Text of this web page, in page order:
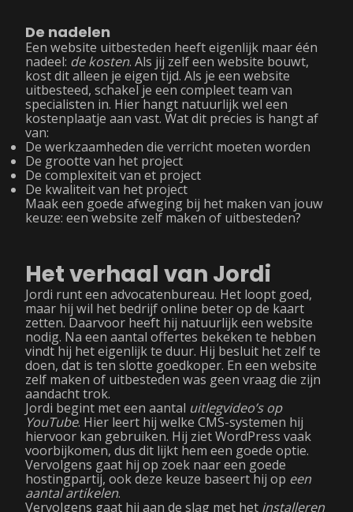
De nadelen
Een website uitbesteden heeft eigenlijk maar één
nadeel: de kosten. Als jij zelf een website bouwt,
kost dit alleen je eigen tijd. Als je een website
uitbesteed, schakel je een compleet team van
specialisten in. Hier hangt natuurlijk wel een
kostenplaatje aan vast. Wat dit precies is hangt af
van:
De werkzaamheden die verricht moeten worden
De grootte van het project
De complexiteit van et project
De kwaliteit van het project
Maak een goede afweging bij het maken van jouw
keuze: een website zelf maken of uitbesteden?
Het verhaal van Jordi
Jordi runt een advocatenbureau. Het loopt goed,
maar hij wil het bedrijf online beter op de kaart
zetten. Daarvoor heeft hij natuurlijk een website
nodig. Na een aantal offertes bekeken te hebben
vindt hij het eigenlijk te duur. Hij besluit het zelf te
doen, dat is ten slotte goedkoper. En een website
zelf maken of uitbesteden was geen vraag die zijn
aandacht trok.
Jordi begint met een aantal uitlegvideo’s op
YouTube. Hier leert hij welke CMS-systemen hij
hiervoor kan gebruiken. Hij ziet WordPress vaak
voorbijkomen, dus dit lijkt hem een goede optie.
Vervolgens gaat hij op zoek naar een goede
hostingpartij, ook deze keuze baseert hij op een
aantal artikelen.
Vervolgens gaat hij aan de slag met het installeren